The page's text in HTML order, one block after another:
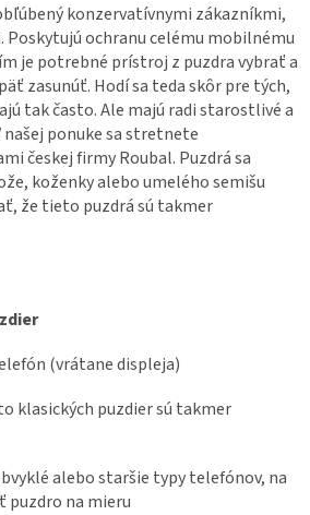
konzervatívnymi zákazníkmi,
ochranu celému mobilnému
je potrebné prístroj z puzdra vybrať a
zasunúť. Hodí sa teda skôr pre tých,
tak často. Ale majú radi starostlivé a
ponuke sa stretnete
českej firmy Roubal. Puzdrá sa
koženky alebo umelého semišu
že tieto puzdrá sú takmer
(vrátane displeja)
klasických puzdier sú takmer
alebo staršie typy telefónov, na
na mieru